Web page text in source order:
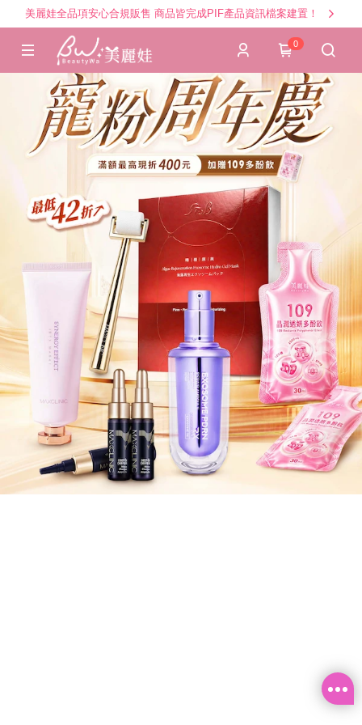
美麗娃全品項安心合規販售 商品皆完成PIF產品資訊檔案建置！
0